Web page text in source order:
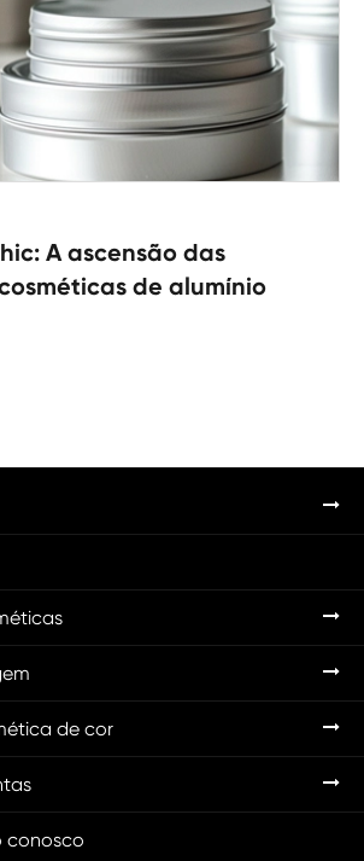
A ascensão das
de alumínio
de cor
conosco